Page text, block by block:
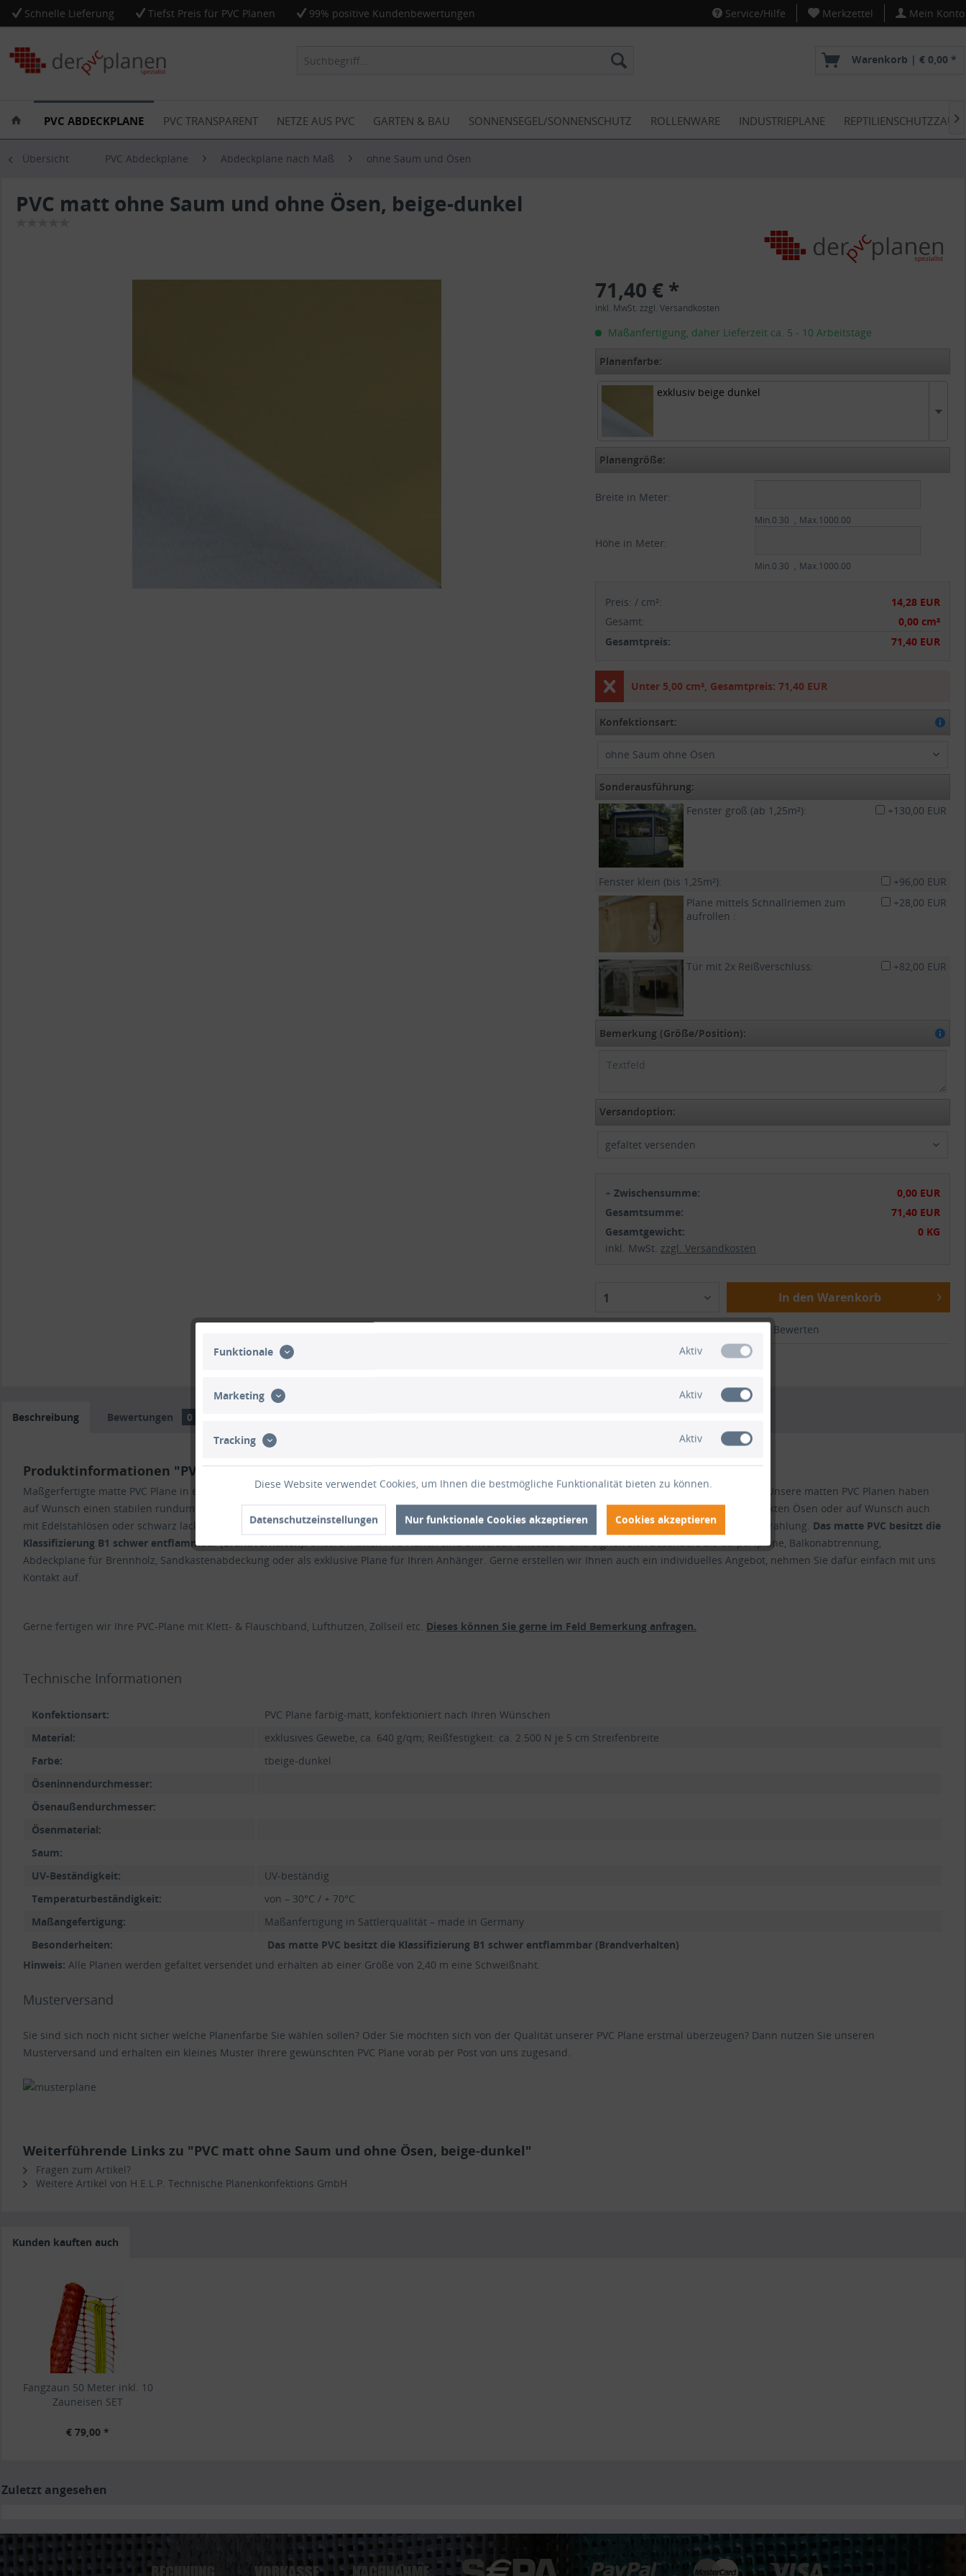
Schnelle Lieferung Tiefst Preis für PVC Planen 99% positive Kundenbewertungen Service/Hilfe Merkzettel Mein Konto
Warenkorb | € 0,00 *
PVC ABDECKPLANE PVC TRANSPARENT NETZE AUS PVC GARTEN & BAU SONNENSEGEL/SONNENSCHUTZ ROLLENWARE INDUSTRIEPLANE 
Übersicht PVC Abdeckplane Abdeckplane nach Maß ohne Saum und Ösen
PVC matt ohne Saum und ohne Ösen, beige-dunkel
71,40 € *
inkl. MwSt. zzgl. Versandkosten
Maßanfertigung, daher Lieferzeit ca. 5 - 10 Arbeitstage
Planenfarbe:
exklusiv beige dunkel
exklusiv beige dunkel
Planengröße:
Breite in Meter:
Min.0.30 Max.1000.00
Höhe in Meter:
Min.0.30 Max.1000.00
Preis: / cm²:
14,28 EUR
Gesamt:
0,00 cm²
Gesamtpreis:
71,40 EUR
Unter 5,00 cm², Gesamtpreis: 71,40 EUR
Konfektionsart:
ohne Saum ohne Ösen
Sonderausführung:
Fenster groß (ab 1,25m²):
+130,00 EUR
Fenster klein (bis 1,25m²):
+96,00 EUR
Plane mittels Schnallriemen zum
aufrollen :
+28,00 EUR
Tür mit 2x Reißverschluss: +82,00 EUR
Bemerkung (Größe/Position):
Versandoption:
gefaltet versenden
+Zwischensumme:
0,00 EUR
Gesamtsumme:
71,40 EUR
Gesamtgewicht:
0 KG
inkl. MwSt. zzgl. Versandkosten
1 In den Warenkorb
Bewerten
HO1171
Beschreibung Bewertungen 0
Produktinformationen "PVC matt ohne Saum und ohne Ösen, beige-dunkel"
Maßgerfertigte matte PVC Plane in exklusiver Planenqualität 640g/qm nach Ihren Maßen und Angaben mit Rundösen, Ovalösen und Saum konfektioniert. Unsere matten PVC Planen haben
auf Wunsch einen stabilen rundum verschweißten Saum in der Farbe der Plane, dieser ist ca. 7cm breit. Jede matte PVC Plane lässt sich bei uns mit verzinkten Ösen oder auf Wunsch auch
mit Edelstahlösen oder schwarz lackierten Ösen ausstatten. Die matte PVC Plane ist UV-beständig und somit beständig gegen Verrottung und Sonneneinstrahlung. Das matte PVC besitzt die
Klassifizierung B1 schwer entflammbar(Brandverhalten).Unsere matten PVC Planen sind universell einsetzbar und eignen sich besonders als Carportplane, Balkonabtrennung,
Abdeckplane für Brennholz, Sandkastenabdeckung oder als exklusive Plane für Ihren Anhänger. Gerne erstellen wir Ihnen auch ein individuelles Angebot, nehmen Sie dafür einfach mit uns
Kontakt auf.
Gerne fertigen wir Ihre PVC-Plane mit Klett- & Flauschband, Lufthutzen, Zollseil etc. Dieses können Sie gerne im Feld Bemerkung anfragen.
Technische Informationen
Konfektionsart:
PVC Plane farbig-matt, konfektioniert nach Ihren Wünschen
Material:
exklusives Gewebe, ca. 640 g/qm; Reißfestigkeit: ca. 2.500 N je 5 cm Streifenbreite
Farbe:
tbeige-dunkel
Öseninnendurchmesser:
Ösenaußendurchmesser:
Ösenmaterial:
Saum:
UV-Beständigkeit:
UV-beständig
Temperaturbeständigkeit:
von – 30°C / + 70°C
Maßangefertigung:
Maßanfertigung in Sattlerqualität – made in Germany
Besonderheiten:
Das matte PVC besitzt die Klassifizierung B1 schwer entflammbar (Brandverhalten)
Hinweis: Alle Planen werden gefaltet versendet und erhalten ab einer Größe von 2,40 m eine Schweißnaht.
Musterversand
Sie sind sich noch nicht sicher welche Planenfarbe Sie wählen sollen? Oder Sie möchten sich von der Qualität unserer PVC Plane erstmal überzeugen? Dann nutzen Sie unseren
Musterversand und erhalten ein kleines Muster Ihrere gewünschten PVC Plane vorab per Post von uns zugesand.
Weiterführende Links zu "PVC matt ohne Saum und ohne Ösen, beige-dunkel"
Fragen zum Artikel?
Weitere Artikel von H.E.L.P. Technische Planenkonfektions GmbH
Kunden kauften auch
Fangzaun 50 Meter inkl. 10
Zauneisen SET
€ 79,00 *
Zuletzt angesehen
Funktionale Aktiv
Marketing Aktiv
Tracking Aktiv
Diese Website verwendet Cookies, um Ihnen die bestmögliche Funktionalität bieten zu können.
Datenschutzeinstellungen Nur funktionale Cookies akzeptieren Cookies akzeptieren